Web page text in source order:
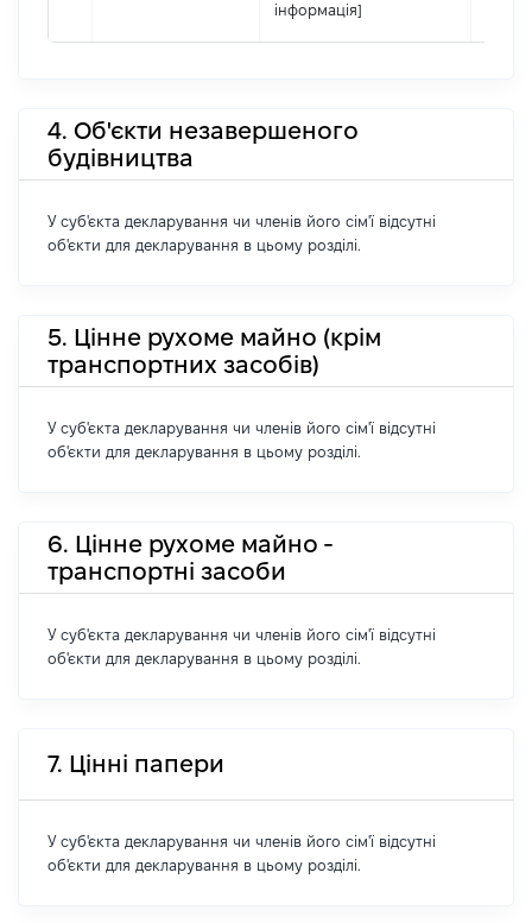
інформація]
4. Об'єкти незавершеного
будівництва
У суб'єкта декларування чи членів його сім'ї відсутні
об'єкти для декларування в цьому розділі.
5. Цінне рухоме майно (крім
транспортних засобів)
У суб'єкта декларування чи членів його сім'ї відсутні
об'єкти для декларування в цьому розділі.
6. Цінне рухоме майно -
транспортні засоби
У суб'єкта декларування чи членів його сім'ї відсутні
об'єкти для декларування в цьому розділі.
7. Цінні папери
У суб'єкта декларування чи членів його сім'ї відсутні
об'єкти для декларування в цьому розділі.